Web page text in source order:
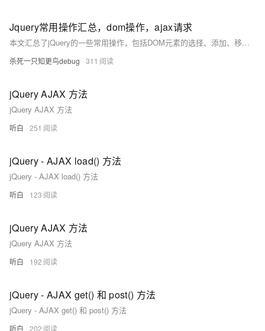
Jquery常用操作汇总，dom操作，ajax请求
本文汇总了jQuery的一些常用操作，包括DOM元素的选择、添加、移除，表单操作，以及如何使用jQuery发送Ajax请求，涵盖了GET、POST请求和文件上传等常见场景。
杀死一只知更鸟debug 311
jQuery AJAX 方法
jQuery AJAX 方法
听白 251
jQuery - AJAX load() 方法
jQuery - AJAX load() 方法
听白 123
jQuery AJAX 方法
jQuery AJAX 方法
听白 192
jQuery - AJAX get() 和 post() 方法
jQuery - AJAX get() 和 post() 方法
听白 202